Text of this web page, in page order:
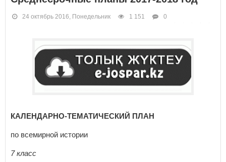
24 октябрь 2016, Понедельник 1 151 0
КАЛЕНДАРНО-ТЕМАТИЧЕСКИЙ ПЛАН
по всемирной истории
7 класс